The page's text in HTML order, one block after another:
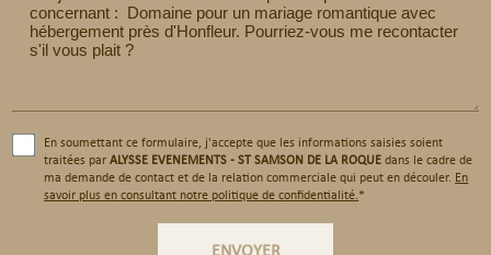
En soumettant ce formulaire, j'accepte que les informations saisies soient
traitées parALYSSE EVENEMENTS - ST SAMSON DE LA ROQUEdans le cadre de
ma demande de contact et de la relation commerciale qui peut en découler. En
savoir plus en consultant notre politique de confidentialité.*